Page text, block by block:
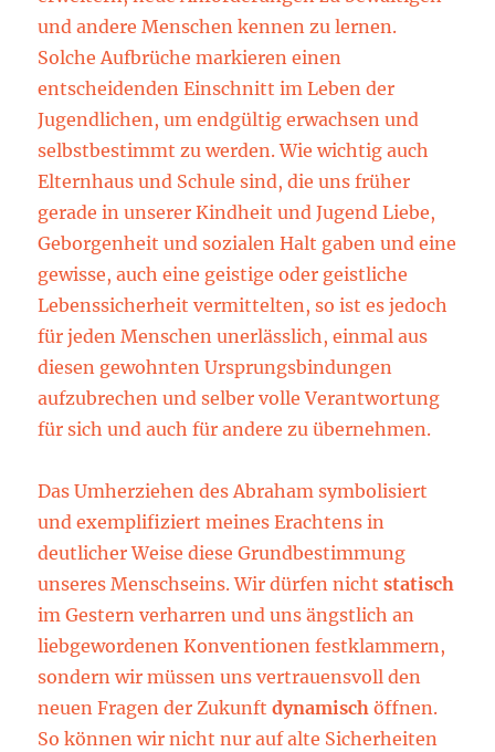
und andere Menschen kennen zu lernen.
Solche Aufbrüche markieren einen
entscheidenden Einschnitt im Leben der
Jugendlichen, um endgültig erwachsen und
selbstbestimmt zu werden. Wie wichtig auch
Elternhaus und Schule sind, die uns früher
gerade in unserer Kindheit und Jugend Liebe,
Geborgenheit und sozialen Halt gaben und eine
gewisse, auch eine geistige oder geistliche
Lebenssicherheit vermittelten, so ist es jedoch
für jeden Menschen unerlässlich, einmal aus
diesen gewohnten Ursprungsbindungen
aufzubrechen und selber volle Verantwortung
für sich und auch für andere zu übernehmen.
Das Umherziehen des Abraham symbolisiert
und exemplifiziert meines Erachtens in
deutlicher Weise diese Grundbestimmung
unseres Menschseins. Wir dürfen nichtstatisch
im Gestern verharren und uns ängstlich an
liebgewordenen Konventionen festklammern,
sondern wir müssen uns vertrauensvoll den
neuen Fragen der Zukunftdynamisch öffnen.
So können wir nicht nur auf alte Sicherheiten